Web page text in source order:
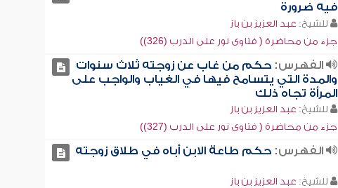
فيه ضرورة
للشيخ: عبد العزيز بن باز
جزء من محاضرة ( فتاوى نور على الدرب (326))
الفهرس: حكم من غاب عن زوجته ثلاث سنوات
والمدة التي يتسامح فيها في الغياب والواجب على
المرأة تجاه ذلك
للشيخ: عبد العزيز بن باز
جزء من محاضرة ( فتاوى نور على الدرب (327))
الفهرس: حكم طاعة الابن أباه في طلاق زوجته
للشيخ: عبد العزيز بن باز